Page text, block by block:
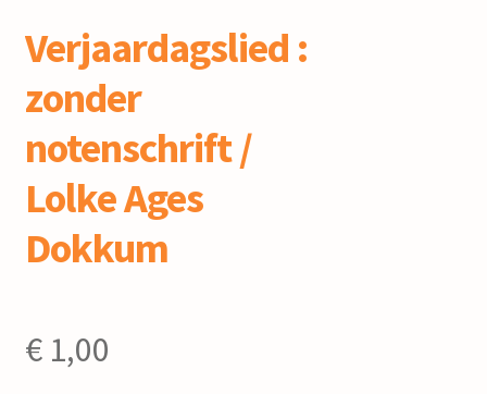
mijn account
Verjaardagslied :
zonder
notenschrift /
Lolke Ages
Dokkum
€1,00